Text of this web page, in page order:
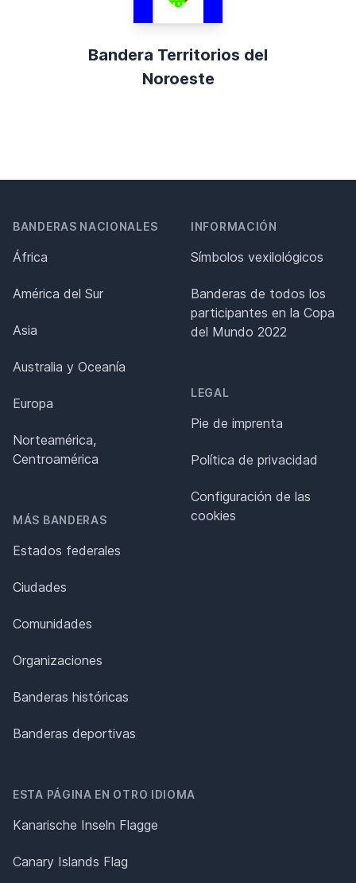
Bandera Territorios del
Noroeste
BANDERAS NACIONALES
África
América del Sur
Asia
Australia y Oceanía
Europa
Norteamérica,
Centroamérica
MÁS BANDERAS
Estados federales
Ciudades
Comunidades
Organizaciones
Banderas históricas
Banderas deportivas
INFORMACIÓN
Símbolos vexilológicos
Banderas de todos los
participantes en la Copa
del Mundo 2022
LEGAL
Pie de imprenta
Política de privacidad
Configuración de las
cookies
ESTA PÁGINA EN OTRO IDIOMA
Kanarische Inseln Flagge
Canary Islands Flag